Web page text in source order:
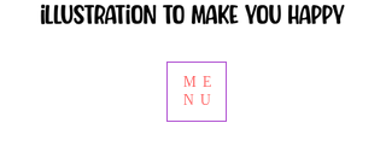
ME
NU